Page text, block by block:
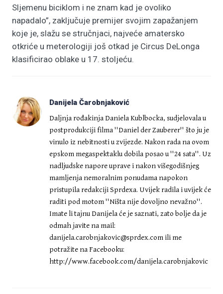
Sljemenu biciklom i ne znam kad je ovoliko
napadalo”, zaključuje premijer svojim zapažanjem
koje je, slažu se stručnjaci, najveće amatersko
otkriće u meterologiji još otkad je Circus DeLonga
klasificirao oblake u 17. stoljeću.
Danijela Čarobnjaković
Daljnja rođakinja Daniela Kublbocka, sudjelovala u
postprodukciji filma ''Daniel der Zauberer'' što ju je
vinulo iz nebitnosti u zvijezde. Nakon rada na ovom
epskom megaspektaklu dobila posao u ''24 sata''. Uz
nadljudske napore uprave i nakon višegodišnjeg
mamljenja nemoralnim ponudama napokon
pristupila redakciji Sprdexa. Uvijek radila i uvijek će
raditi pod motom ''Ništa nije dovoljno nevažno''.
Imate li tajnu Danijela će je saznati, zato bolje da je
odmah javite na mail:
danijela.carobnjakovic@sprdex.com ili me
potražite na Facebooku:
http://www.facebook.com/danijela.carobnjakovic